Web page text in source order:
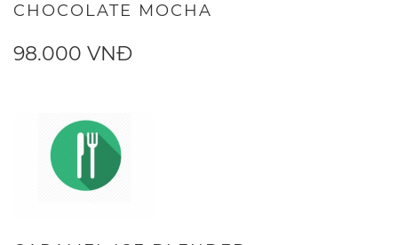
CHOCOLATE MOCHA
98.000 VNĐ